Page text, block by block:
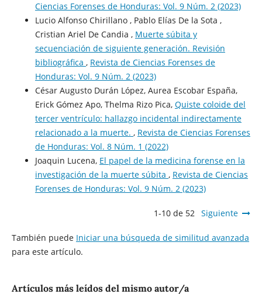
Ciencias Forenses de Honduras: Vol. 9 Núm. 2 (2023)
Lucio Alfonso Chirillano , Pablo Elías De la Sota ,
Cristian Ariel De Candia , Muerte súbita y
secuenciación de siguiente generación. Revisión
bibliográfica , Revista de Ciencias Forenses de
Honduras: Vol. 9 Núm. 2 (2023)
César Augusto Durán López, Aurea Escobar España,
Erick Gómez Apo, Thelma Rizo Pica, Quiste coloide del
tercer ventrículo: hallazgo incidental indirectamente
relacionado a la muerte. , Revista de Ciencias Forenses
de Honduras: Vol. 8 Núm. 1 (2022)
Joaquin Lucena, El papel de la medicina forense en la
investigación de la muerte súbita , Revista de Ciencias
Forenses de Honduras: Vol. 9 Núm. 2 (2023)
1-10 de 52 Siguiente
También puede Iniciar una búsqueda de similitud avanzada
para este artículo.
Artículos más leídos del mismo autor/a